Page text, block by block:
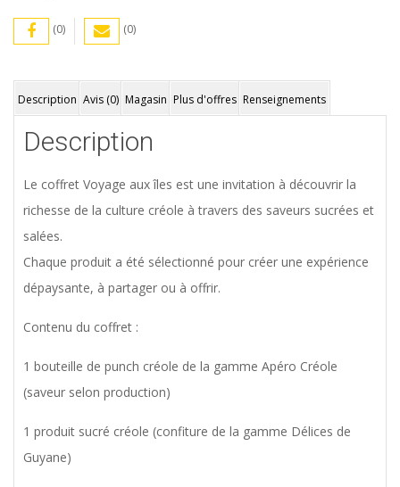
(0) (0)
Description Avis (0) Magasin Plus d'offres Renseignements
Description
Le coffret Voyage aux îles est une invitation à découvrir la
richesse de la culture créole à travers des saveurs sucrées et
salées.
Chaque produit a été sélectionné pour créer une expérience
dépaysante, à partager ou à offrir.
Contenu du coffret :
1 bouteille de punch créole de la gamme Apéro Créole
(saveur selon production)
1 produit sucré créole (confiture de la gamme Délices de
Guyane)